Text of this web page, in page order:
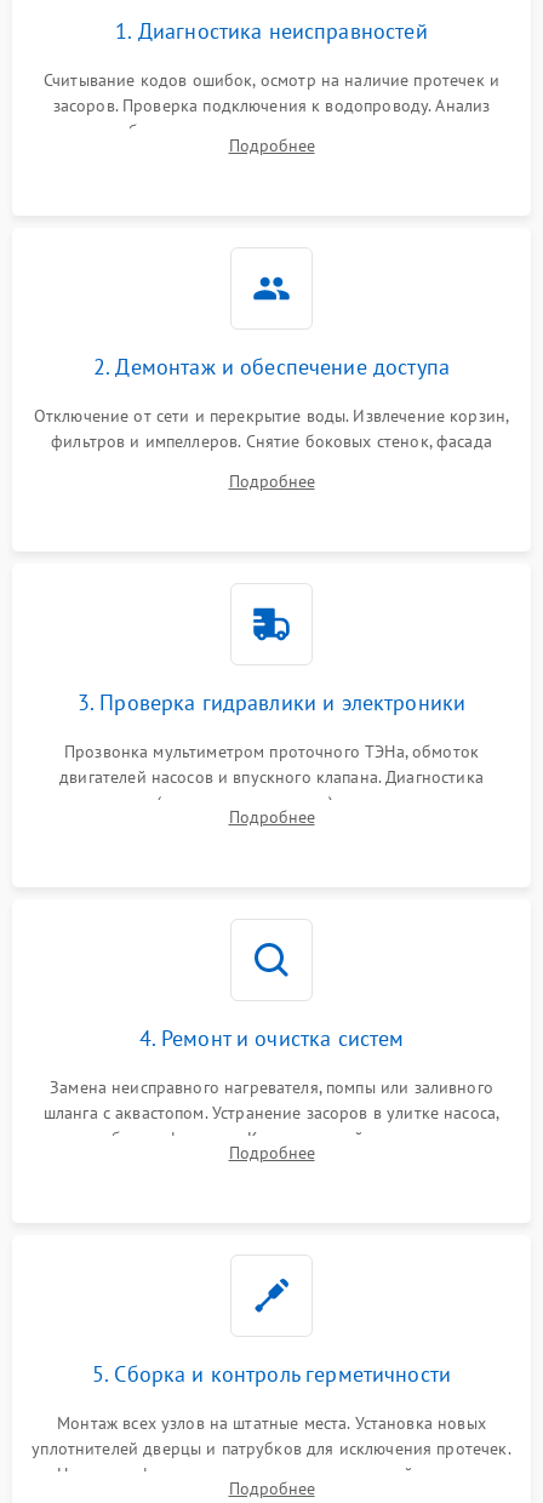
Проблемы с1. Диагностика неисправностей
Считывание кодов ошибок, осмотр на наличие протечек и
засоров. Проверка подключения к водопроводу. Анализ
жалоб на отсутствие слива, нагрева, вращения
разбрызгивателей или срабатывание системы защиты
Подробнее
2. Демонтаж и обеспечение доступа
Отключение от сети и перекрытие воды. Извлечение корзин,
фильтров и импеллеров. Снятие боковых стенок, фасада
циркуляционному насосу, ТЭНу и сливной помпе.
Подробнее
3. Проверка гидравлики и электроники
Прозвонка мультиметром проточного ТЭНа, обмоток
двигателей насосов и впускного клапана. Диагностика
прессостата (датчика уровня воды), датчика мутности,
концевика дверцы и электронного модуля управления.
Подробнее
4. Ремонт и очистка систем
Замена неисправного нагревателя, помпы или заливного
шланга с аквастопом. Устранение засоров в улитке насоса,
патрубках и фильтрах. Компонентный ремонт платы
управления, восстановление поврежденной проводки.
Подробнее
5. Сборка и контроль герметичности
Монтаж всех узлов на штатные места. Установка новых
уплотнителей дверцы и патрубков для исключения протечек.
Надежная фиксация хомутов гидравлической системы,
Подробнее